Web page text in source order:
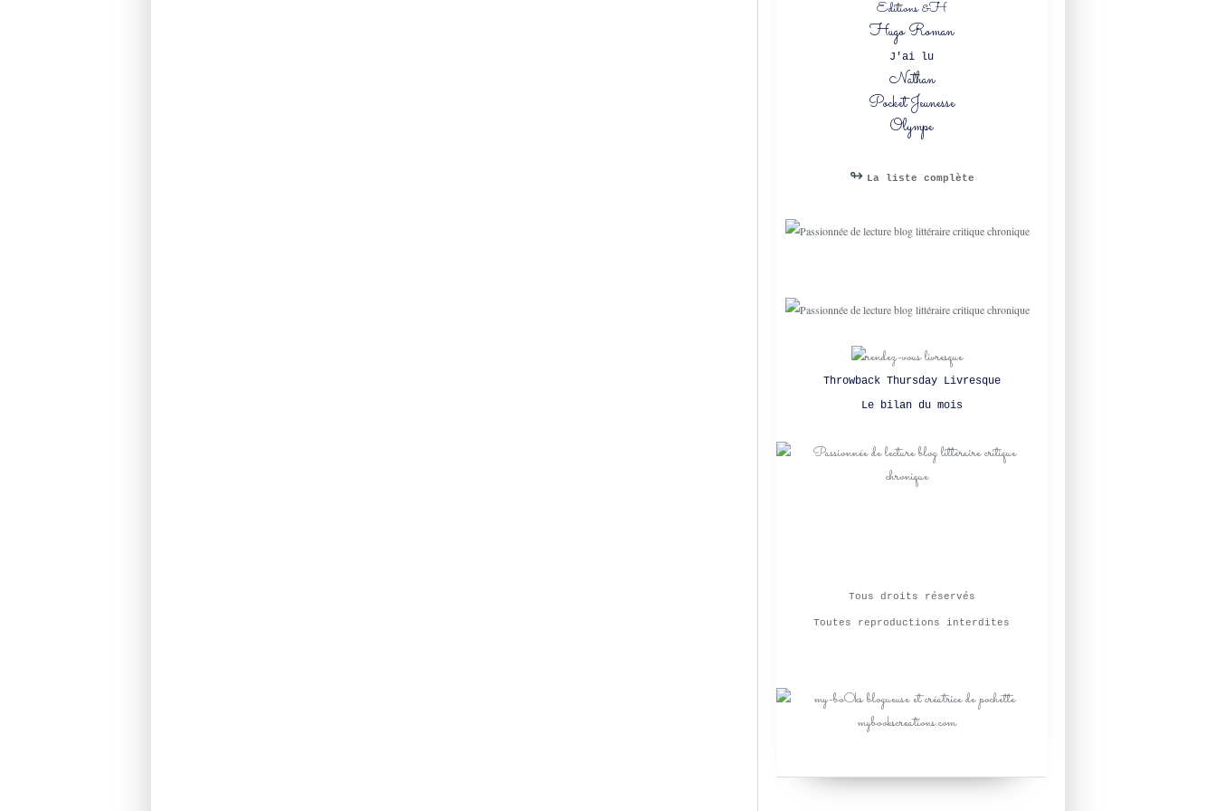
Editions &H
Hugo Roman
J'ai lu
Nathan
Pocket Jeunesse
Olympe
↬ La liste complète
Throwback Thursday Livresque
Le bilan du mois
Tous droits réservés
Toutes reproductions interdites